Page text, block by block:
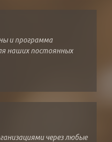
и программа
наших постоянных
через любые